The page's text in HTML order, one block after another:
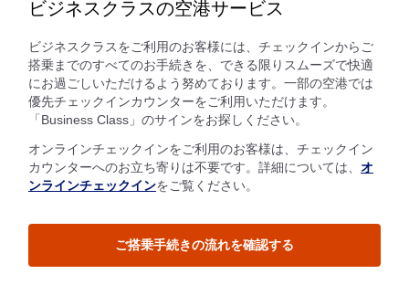
ビジネスクラスの空港サービス
ビジネスクラスをご利用のお客様には、チェックインからご
搭乗までのすべてのお手続きを、できる限りスムーズで快適
にお過ごしいただけるよう努めております。一部の空港では
優先チェックインカウンターをご利用いただけます。
「Business Class」のサインをお探しください。
オンラインチェックインをご利用のお客様は、チェックイン
カウンターへのお立ち寄りは不要です。詳細については、 オ
ンラインチェックインをご覧ください。
ご搭乗手続きの流れを確認する